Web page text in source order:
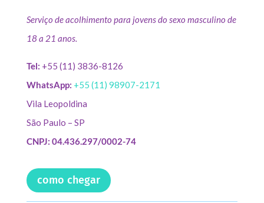
Serviço de acolhimento para jovens do sexo masculino de
18 a 21 anos.
Tel: +55 (11) 3836-8126
WhatsApp: +55 (11) 98907-2171
Vila Leopoldina
São Paulo – SP
CNPJ: 04.436.297/0002-74
como chegar